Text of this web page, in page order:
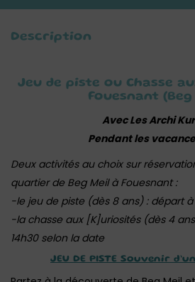
Description
Jeu de piste ou Chasse
Fouesnant
Avec Les Archi
Pendant les
Deux activités au choix sur
quartier de Beg Meil à Fouesnant :
-le jeu de piste (dès 8 ans) : départ à
-la chasse aux [K]uriosités (dès 4
14h30 selon la date
JEU DE PISTE Souvenir